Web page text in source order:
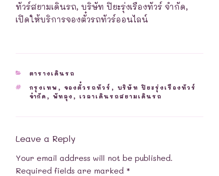
ทัวร์สยามเดินรถ, บริษัท ปิยะรุ่งเรืองทัวร์ จำกัด,
เปิดให้บริการจองตั๋วรถทัวร์ออนไลน์
CATEGORIES
ตารางเดินรถ
TAGS
กรุงเทพ , จองตั๋วรถทัวร์ , บริษัท ปิยะรุ่งเรืองทัวร์
จำกัด , พัทลุง , เวลาเดินรถสยามเดินรถ
Leave a Reply
Your email address will not be published.
Required fields are marked *